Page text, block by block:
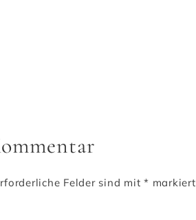
Felder sind mit* markiert